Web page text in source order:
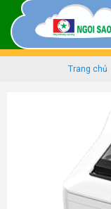
content
Trang chủ